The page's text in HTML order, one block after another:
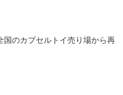
国のカプセルトイ売り場から再